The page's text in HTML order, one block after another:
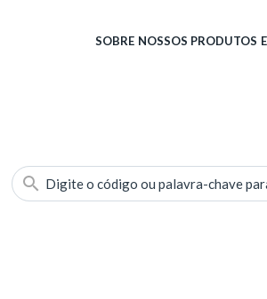
SOBRE NOSSOS PRODUTOS
Digite o código ou palavra-chave